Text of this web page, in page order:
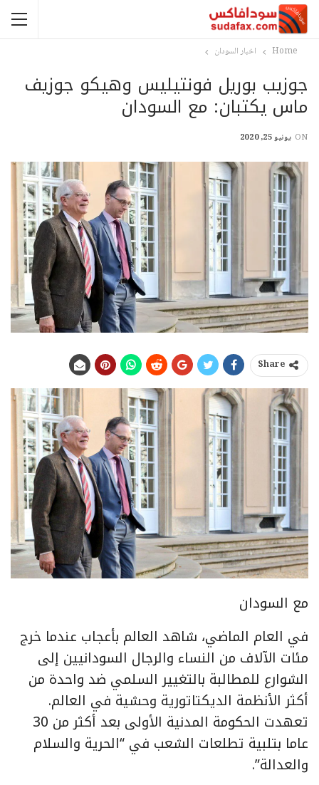
Home اخبار السودان
جوزيب بوريل فونتيليس وهيكو جوزيف
ماس يكتبان: مع السودان
ON يونيو 25, 2020
Share
مع السودان
في العام الماضي، شاهد العالم بأعجاب عندما خرج
مئات الآلاف من النساء والرجال السودانيين إلى
الشوارع للمطالبة بالتغيير السلمي ضد واحدة من
أكثر الأنظمة الديكتاتورية وحشية في العالم.
تعهدت الحكومة المدنية الأولى بعد أكثر من 30
عاما بتلبية تطلعات الشعب في “الحرية والسلام
والعدالة”.